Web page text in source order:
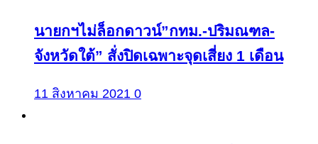
นายกฯไม่ล็อกดาวน์”กทม.-ปริมณฑล-
จังหวัดใต้” สั่งปิดเฉพาะจุดเสี่ยง 1 เดือน
11 สิงหาคม 2021 0